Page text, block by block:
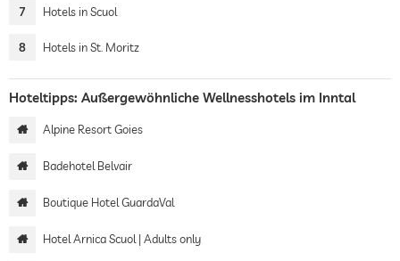
7 Hotels in Scuol
8 Hotels in St. Moritz
Hoteltipps: Außergewöhnliche Wellnesshotels im Inntal
Alpine Resort Goies
Badehotel Belvair
Boutique Hotel GuardaVal
Hotel Arnica Scuol | Adults only